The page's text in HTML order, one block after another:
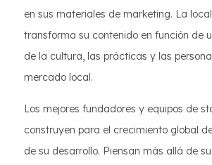
en sus materiales de marketing. La
transforma su contenido en función de
de la cultura, las prácticas y las
mercado local.
Los mejores fundadores y equipos de
construyen para el crecimiento global
de su desarrollo. Piensan más allá de